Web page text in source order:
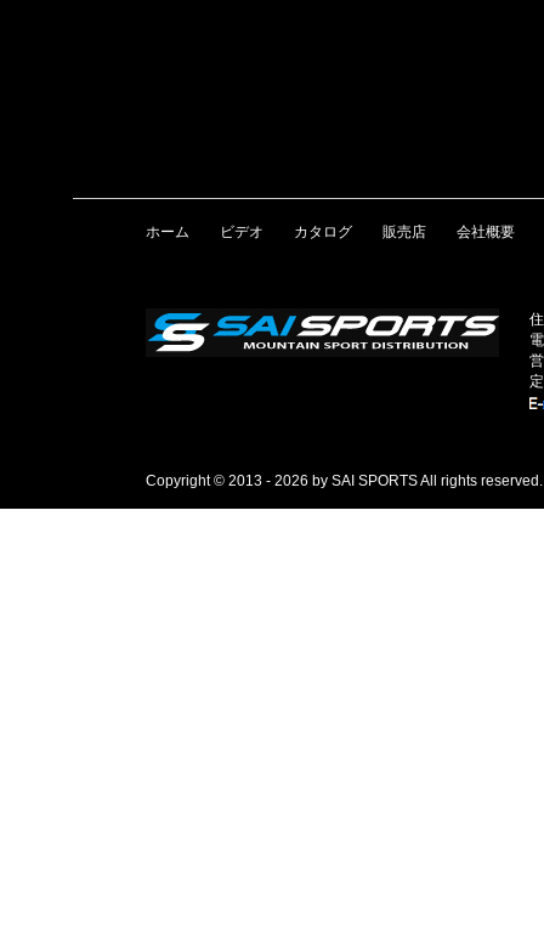
ホーム ビデオ カタログ 販売店 会社概要
Copyright © 2013 - 2026 by SAI SPORTS All rights reserved.